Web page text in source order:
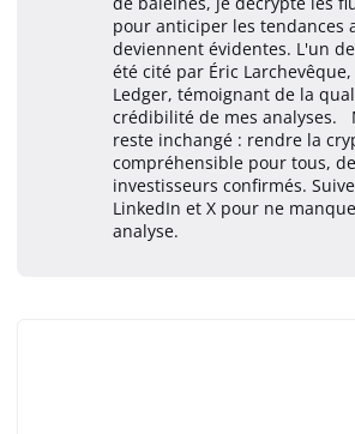
pour anticiper les tendances
deviennent évidentes. L'un
été cité par Éric
Ledger, témoignant de la
crédibilité de mes analyses.
reste inchangé : rendre la
compréhensible pour tous,
investisseurs confirmés.
LinkedIn et X pour ne
analyse.